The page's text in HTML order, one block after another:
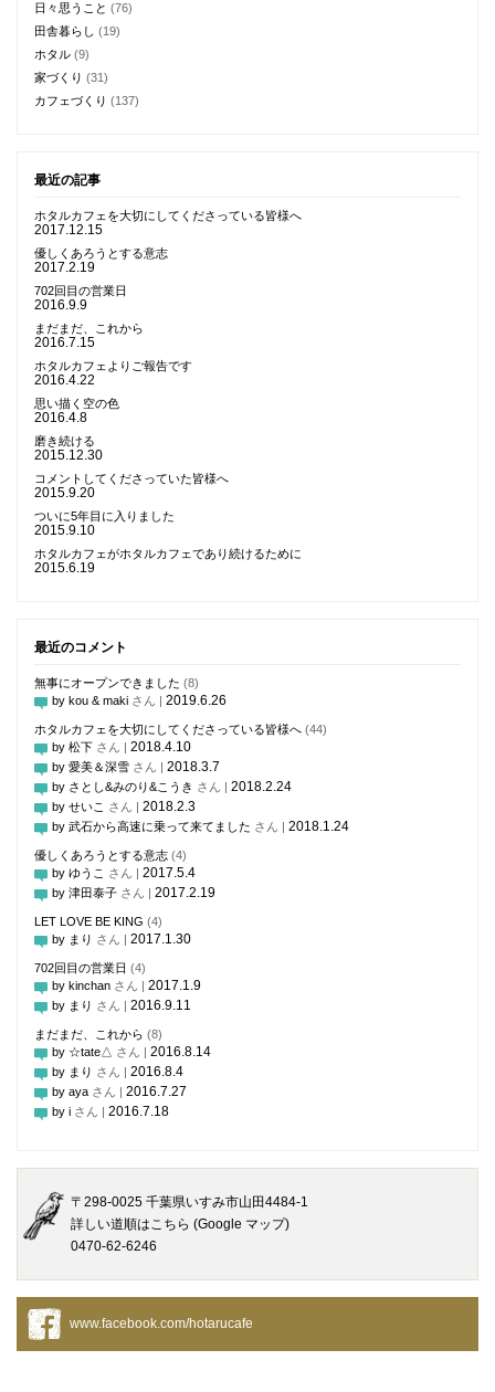
日々思うこと (76)
田舎暮らし (19)
ホタル (9)
家づくり (31)
カフェづくり (137)
最近の記事
ホタルカフェを大切にしてくださっている皆様へ
2017.12.15
優しくあろうとする意志
2017.2.19
702回目の営業日
2016.9.9
まだまだ、これから
2016.7.15
ホタルカフェよりご報告です
2016.4.22
思い描く空の色
2016.4.8
磨き続ける
2015.12.30
コメントしてくださっていた皆様へ
2015.9.20
ついに5年目に入りました
2015.9.10
ホタルカフェがホタルカフェであり続けるために
2015.6.19
最近のコメント
無事にオープンできました (8)
by kou & maki さん | 2019.6.26
ホタルカフェを大切にしてくださっている皆様へ (44)
by 松下 さん | 2018.4.10
by 愛美＆深雪 さん | 2018.3.7
by さとし&みのり&こうき さん | 2018.2.24
by せいこ さん | 2018.2.3
by 武石から高速に乗って来てました さん | 2018.1.24
優しくあろうとする意志 (4)
by ゆうこ さん | 2017.5.4
by 津田泰子 さん | 2017.2.19
LET LOVE BE KING (4)
by まり さん | 2017.1.30
702回目の営業日 (4)
by kinchan さん | 2017.1.9
by まり さん | 2016.9.11
まだまだ、これから (8)
by ☆tate△ さん | 2016.8.14
by まり さん | 2016.8.4
by aya さん | 2016.7.27
by i さん | 2016.7.18
〒298-0025 千葉県いすみ市山田4484-1
詳しい道順はこちら (Google マップ)
0470-62-6246
www.facebook.com/hotarucafe